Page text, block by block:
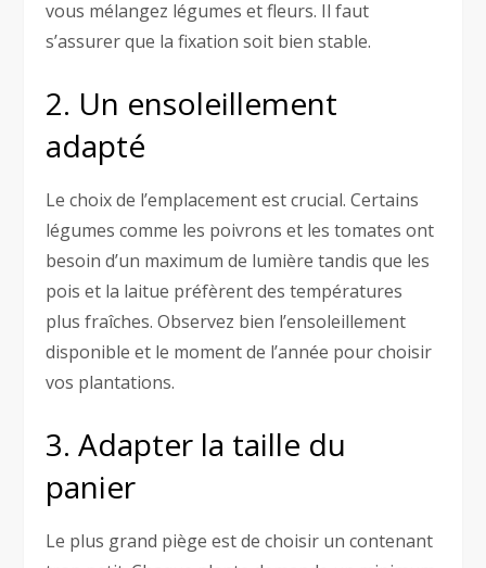
vous mélangez légumes et fleurs. Il faut
s’assurer que la fixation soit bien stable.
2. Un ensoleillement
adapté
Le choix de l’emplacement est crucial. Certains
légumes comme les poivrons et les tomates ont
besoin d’un maximum de lumière tandis que les
pois et la laitue préfèrent des températures
plus fraîches. Observez bien l’ensoleillement
disponible et le moment de l’année pour choisir
vos plantations.
3. Adapter la taille du
panier
Le plus grand piège est de choisir un contenant